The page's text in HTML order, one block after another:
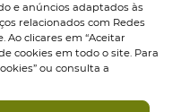
e anúncios adaptados às
relacionados com Redes
Ao clicares em “Aceitar
cookies em todo o site. Para
ou consulta a